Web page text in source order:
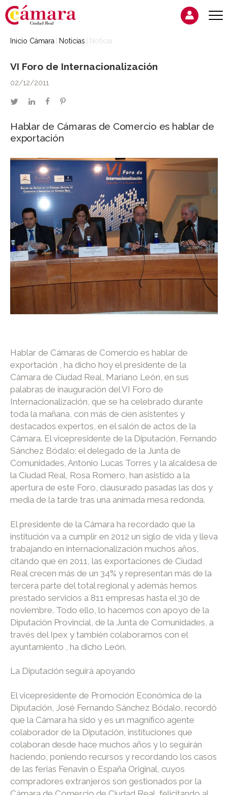
Inicio Cámara Noticias Noticia
VI Foro de Internacionalización
02/12/2011
twitterlinkedinfacebookpinterest
Hablar de Cámaras de Comercio es hablar de
exportación
Hablar de Cámaras de Comercio es hablar de
exportación , ha dicho hoy el presidente de la
Cámara de Ciudad Real, Mariano León, en sus
palabras de inauguración del VI Foro de
Internacionalización, que se ha celebrado durante
toda la mañana, con más de cien asistentes y
destacados expertos, en el salón de actos de la
Cámara. El vicepresidente de la Diputación, Fernando
Sánchez Bódalo; el delegado de la Junta de
Comunidades, Antonio Lucas Torres y la alcaldesa de
la Ciudad Real, Rosa Romero, han asistido a la
apertura de este Foro, clausurado pasadas las dos y
media de la tarde tras una animada mesa redonda.
El presidente de la Cámara ha recordado que la
institución va a cumplir en 2012 un siglo de vida y lleva
trabajando en internacionalización muchos años,
citando que en 2011, las exportaciones de Ciudad
Real crecen más de un 34% y representan más de la
tercera parte del total regional y además hemos
prestado servicios a 811 empresas hasta el 30 de
noviembre. Todo ello, lo hacemos con apoyo de la
Diputación Provincial, de la Junta de Comunidades, a
través del Ipex y también colaboramos con el
ayuntamiento , ha dicho León.
La Diputación seguirá apoyando
El vicepresidente de Promoción Económica de la
Diputación, José Fernando Sánchez Bódalo, recordó
que la Cámara ha sido y es un magnífico agente
colaborador de la Diputación, instituciones que
colaboran desde hace muchos años y lo seguirán
haciendo, poniendo recursos y recordando los casos
de las ferias Fenavin o España Original, cuyos
compradores extranjeros son gestionados por la